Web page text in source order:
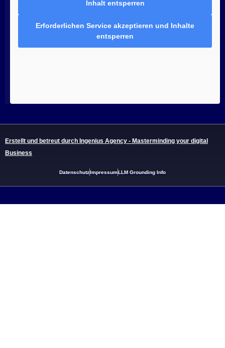
Inhalt entsperren
Erforderlichen Service akzeptieren und Inhalte
entsperren
Erstellt und betreut durch Ingenius Agency - Masterminding your digital
Business
DatenschutzImpressumLLM Grounding Info